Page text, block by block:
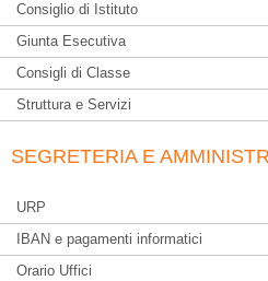
Consiglio di Istituto
Giunta Esecutiva
Consigli di Classe
Struttura e Servizi
SEGRETERIA E
URP
IBAN e pagamenti informatici
Orario Uffici